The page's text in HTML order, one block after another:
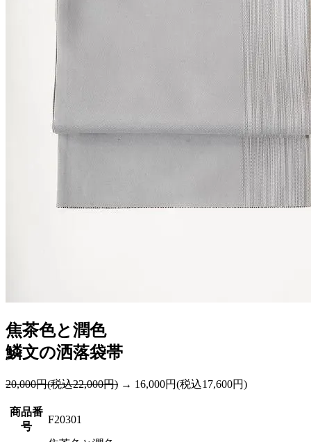
焦茶色と潤色
鱗文の洒落袋帯
20,000円(税込22,000円) → 16,000円(税込17,600円)
商品番
号
F20301